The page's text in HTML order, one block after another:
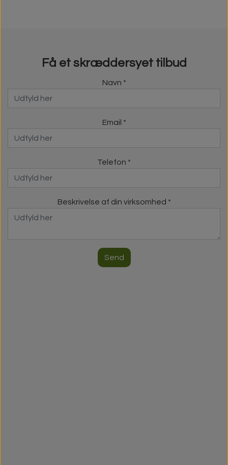
Få et skræddersyet tilbud
Navn *
Email *
Telefon *
Beskrivelse af din virksomhed *
Send